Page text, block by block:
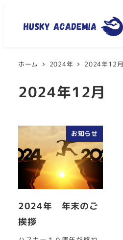
ホーム 2024年 2024年12月
2024年12月
お知らせ
2024年 年末のご
挨拶